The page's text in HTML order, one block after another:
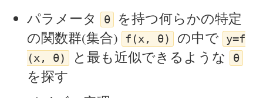
パラメータ
θ
を持つ何らかの特定
の関数群(集合)
f(x, θ) の中で y=f
(x, θ)
と最も近似できるような θ
を探す